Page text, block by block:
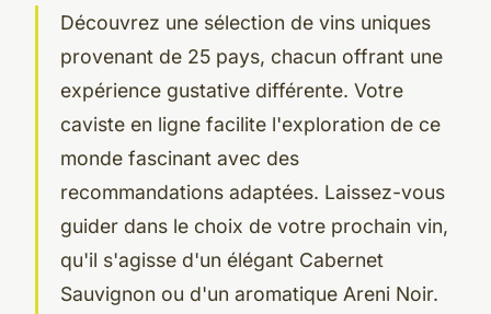
Découvrez une sélection de vins uniques
provenant de 25 pays, chacun offrant une
expérience gustative différente. Votre
caviste en ligne facilite l'exploration de ce
monde fascinant avec des
recommandations adaptées. Laissez-vous
guider dans le choix de votre prochain vin,
qu'il s'agisse d'un élégant Cabernet
Sauvignon ou d'un aromatique Areni Noir.